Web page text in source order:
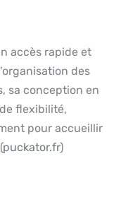
accès rapide et
des
sa conception en
flexibilité,
pour accueillir
puckator.fr)